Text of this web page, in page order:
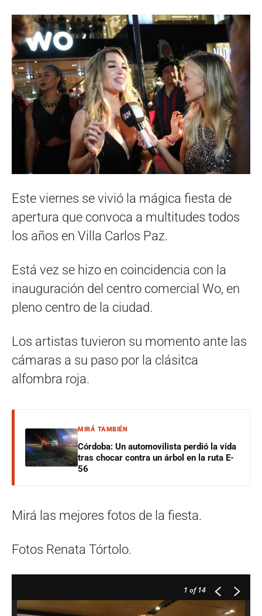
Este viernes se vivió la mágica fiesta de
apertura que convoca a multitudes todos
los años en Villa Carlos Paz.
Está vez se hizo en coincidencia con la
inauguración del centro comercial Wo, en
pleno centro de la ciudad.
Los artistas tuvieron su momento ante las
cámaras a su paso por la clásitca
alfombra roja.
MIRÁ TAMBIÉN
Córdoba: Un automovilista perdió la vida
tras chocar contra un árbol en la ruta E-
56
Mirá las mejores fotos de la fiesta.
Fotos Renata Tórtolo.
1 of 14